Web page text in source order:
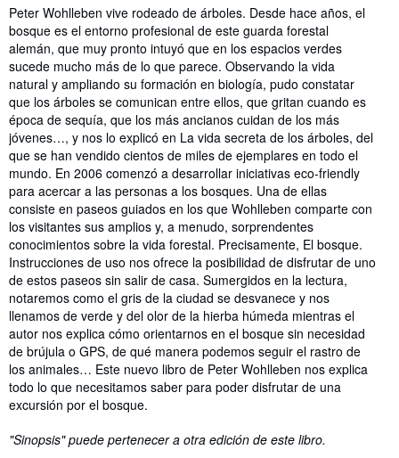
Sinopsis
Peter Wohlleben vive rodeado de árboles. Desde hace años, el
bosque es el entorno profesional de este guarda forestal
alemán, que muy pronto intuyó que en los espacios verdes
sucede mucho más de lo que parece. Observando la vida
natural y ampliando su formación en biología, pudo constatar
que los árboles se comunican entre ellos, que gritan cuando es
época de sequía, que los más ancianos cuidan de los más
jóvenes…, y nos lo explicó en La vida secreta de los árboles, del
que se han vendido cientos de miles de ejemplares en todo el
mundo. En 2006 comenzó a desarrollar iniciativas eco-friendly
para acercar a las personas a los bosques. Una de ellas
consiste en paseos guiados en los que Wohlleben comparte con
los visitantes sus amplios y, a menudo, sorprendentes
conocimientos sobre la vida forestal. Precisamente, El bosque.
Instrucciones de uso nos ofrece la posibilidad de disfrutar de uno
de estos paseos sin salir de casa. Sumergidos en la lectura,
notaremos como el gris de la ciudad se desvanece y nos
llenamos de verde y del olor de la hierba húmeda mientras el
autor nos explica cómo orientarnos en el bosque sin necesidad
de brújula o GPS, de qué manera podemos seguir el rastro de
los animales… Este nuevo libro de Peter Wohlleben nos explica
todo lo que necesitamos saber para poder disfrutar de una
excursión por el bosque.
"Sinopsis" puede pertenecer a otra edición de este libro.